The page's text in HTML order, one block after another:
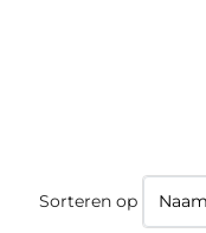
Sorteren op